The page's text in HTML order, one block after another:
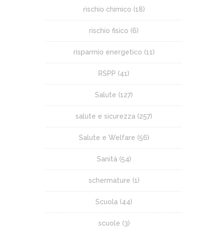
rischio chimico (18)
rischio fisico (6)
risparmio energetico (11)
RSPP (41)
Salute (127)
salute e sicurezza (257)
Salute e Welfare (56)
Sanità (54)
schermature (1)
Scuola (44)
scuole (3)